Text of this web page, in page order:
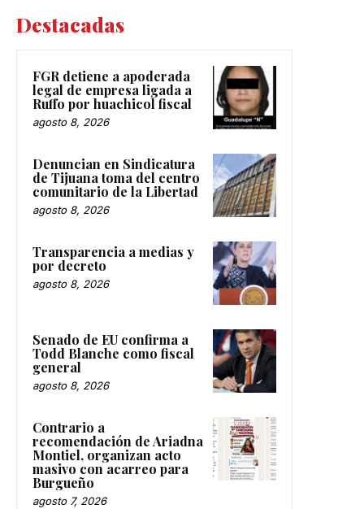
Destacadas
FGR detiene a apoderada
legal de empresa ligada a
Ruffo por huachicol fiscal
agosto 8, 2026
Denuncian en Sindicatura
de Tijuana toma del centro
comunitario de la Libertad
agosto 8, 2026
Transparencia a medias y
por decreto
agosto 8, 2026
Senado de EU confirma a
Todd Blanche como fiscal
general
agosto 8, 2026
Contrario a
recomendación de Ariadna
Montiel, organizan acto
masivo con acarreo para
Burgueño
agosto 7, 2026